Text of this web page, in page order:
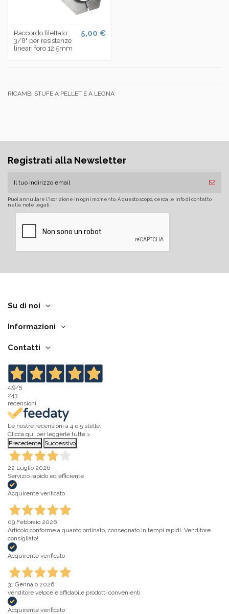
Raccordo filettato
3/8" per resistenze
lineari foro 12.5mm
5,00 €
RICAMBI STUFE A PELLET E A LEGNA
Registrati alla Newsletter
Puoi annullare l'iscrizione in ogni momento. A questo scopo, cerca le info di contatto
nelle note legali.
Su di noi
Informazioni
Contatti
4,9/5
243
recensioni
Le nostre recensioni a 4 e 5 stelle.
Clicca qui per leggerle tutte >
Precedente Successivo
22 Luglio 2026
Servizio rapido ed efficiente
Acquirente verificato
09 Febbraio 2026
Articolo conforme a quanto ordinato, consegnato in tempi rapidi. Venditore
consigliato!
Acquirente verificato
31 Gennaio 2026
venditore veloce e affidabile prodotti convenienti
Acquirente verificato